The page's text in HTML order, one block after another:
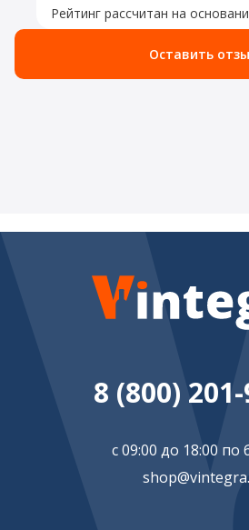
Рейтинг рассчитан на
Оставить
8 (800)
с 09:00 до 18:00 по